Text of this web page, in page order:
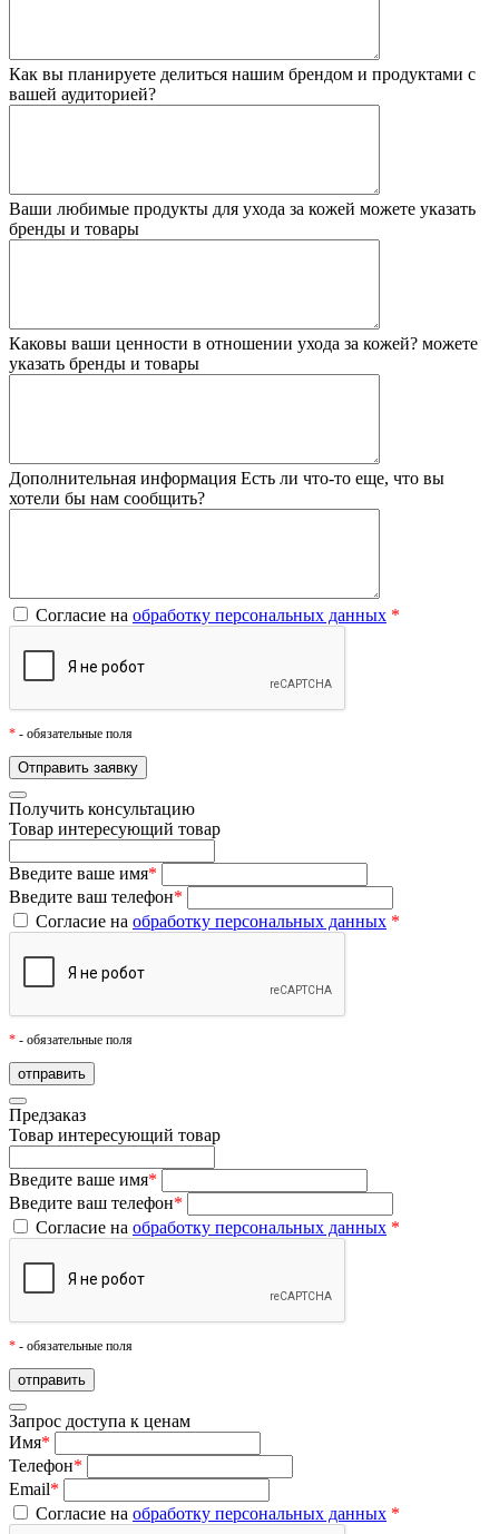
Как вы планируете делиться нашим брендом и продуктами с
вашей аудиторией?
Ваши любимые продукты для ухода за кожей можете указать
бренды и товары
Каковы ваши ценности в отношении ухода за кожей? можете
указать бренды и товары
Дополнительная информация Есть ли что-то еще, что вы
хотели бы нам сообщить?
Согласие на обработку персональных данных *
* - обязательные поля
Получить консультацию
Товар интересующий товар
Введите ваше имя*
Введите ваш телефон*
Согласие на обработку персональных данных *
* - обязательные поля
Предзаказ
Товар интересующий товар
Введите ваше имя*
Введите ваш телефон*
Согласие на обработку персональных данных *
* - обязательные поля
Запрос доступа к ценам
Имя*
Телефон*
Email*
Согласие на обработку персональных данных *